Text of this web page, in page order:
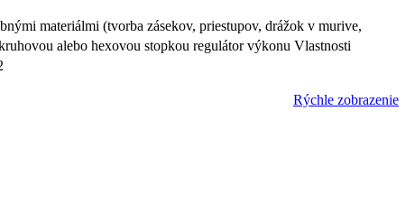
materiálmi (tvorba zásekov, priestupov, drážok v murive,
alebo hexovou stopkou regulátor výkonu Vlastnosti
Rýchle zobrazenie